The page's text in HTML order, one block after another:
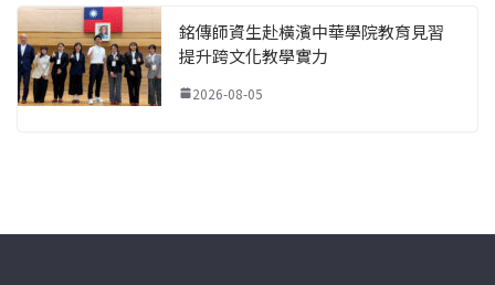
銘傳師資生赴橫濱中華學院教育見習
提升跨文化教學實力
2026-08-05